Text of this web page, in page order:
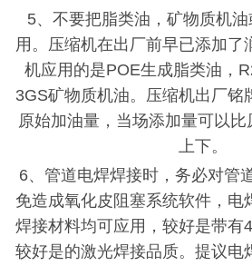
5、不要把脂类油，矿物质机
用。压缩机在出厂前早已添加了
机应用的是POE生成脂类油，
3GS矿物质机油。压缩机出厂铭
原始加油量，当场添加量可以
上下。
6、管道电焊焊接时，务必对管
免造成氧化皮阻塞系统软件，电
焊接材料均可应用，较好是带有
较好是的激光焊接品质。提议电